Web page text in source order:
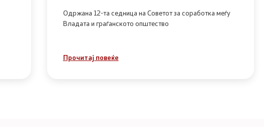
Одржана 12-та седница на Советот за соработка меѓу
Владата и граѓанското општество
Прочитај повеќе